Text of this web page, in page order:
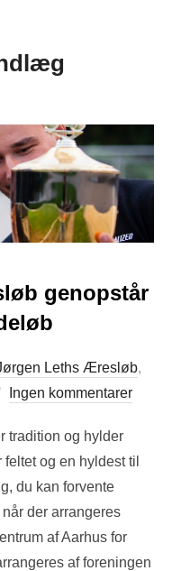
genopstår
Leths Æresløb,
Ingen kommentarer
tradition og hylder
og en hyldest til
du kan forvente
der arrangeres
af Aarhus for
af foreningen